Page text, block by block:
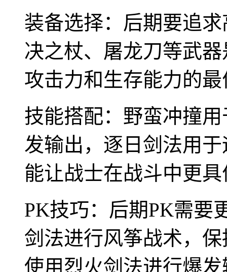
装备选择：后期要追
决之杖、屠龙刀等武
攻击力和生存能力的
技能搭配：野蛮冲撞
发输出，逐日剑法用
能让战士在战斗中更
PK技巧：后期PK需要
剑法进行风筝战术，
使用烈火剑法进行爆